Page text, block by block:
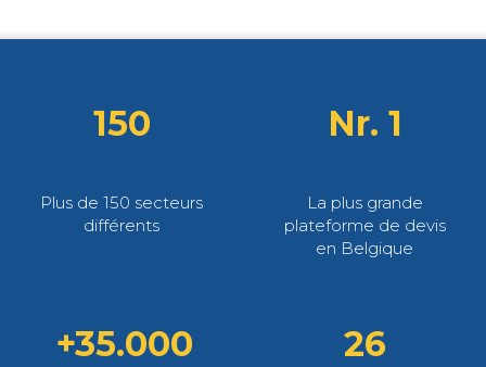
150
Plus de 150 secteurs
différents
Nr. 1
La plus grande
plateforme de devis
en Belgique
+35.000 26